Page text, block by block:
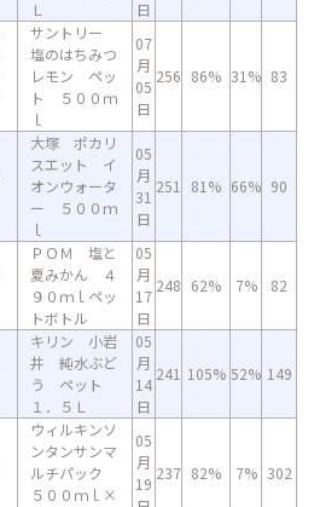
Ｌ
日
サントリー
塩のはちみつ
レモン ペッ
ト ５００ｍ
ｌ
07
月
05
日
256 86% 31% 83
大塚 ポカリ
スエット イ
オンウォータ
ー ５００ｍ
ｌ
05
月
31
日
251 81% 66% 90
ＰＯＭ 塩と
夏みかん ４
９０ｍｌペッ
トボトル
05
月
17
日
248 62% 7% 82
キリン 小岩
井 純水ぶど
う ペット
１．５Ｌ
05
月
14
日
241 105% 52% 149
ウィルキンソ
ンタンサンマ
ルチパック
５００ｍｌ×
05
月
19
237 82% 7% 302